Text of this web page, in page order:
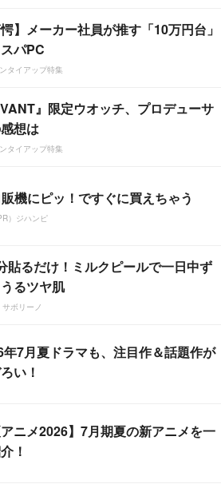
愕】メーカー社員が推す「10万円台」
パPC
タイアップ特集
』限定ウオッチ、プロデューサ
想は
タイアップ特集
機にピッ！ですぐに買えちゃう
）ジハンピ
貼るだけ！ミルクピールで一日中ず
るツヤ肌
サボリーノ
年7月夏ドラマも、注目作＆話題作が
い！
アニメ2026】7月期夏の新アニメを一
！